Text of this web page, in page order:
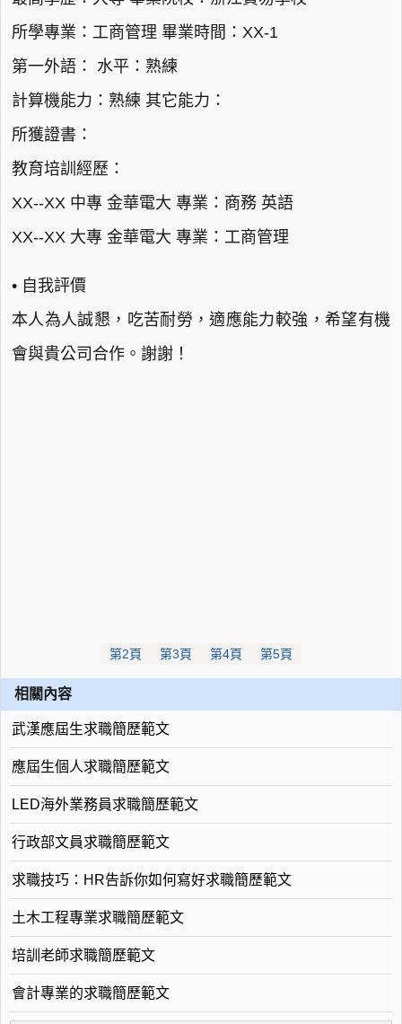
所學專業：工商管理 畢業時間：XX-1
第一外語： 水平：熟練
計算機能力：熟練 其它能力：
所獲證書：
教育培訓經歷：
XX--XX 中專 金華電大 專業：商務 英語
XX--XX 大專 金華電大 專業：工商管理
• 自我評價
本人為人誠懇，吃苦耐勞，適應能力較強，希望有機
會與貴公司合作。謝謝！
第2頁 第3頁 第4頁 第5頁
相關內容
武漢應屆生求職簡歷範文
應屆生個人求職簡歷範文
LED海外業務員求職簡歷範文
行政部文員求職簡歷範文
求職技巧：HR告訴你如何寫好求職簡歷範文
土木工程專業求職簡歷範文
培訓老師求職簡歷範文
會計專業的求職簡歷範文